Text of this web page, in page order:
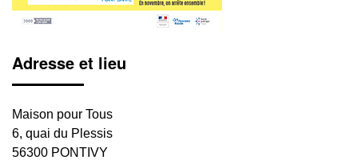
Adresse et lieu
Maison pour Tous
6, quai du Plessis
56300 PONTIVY